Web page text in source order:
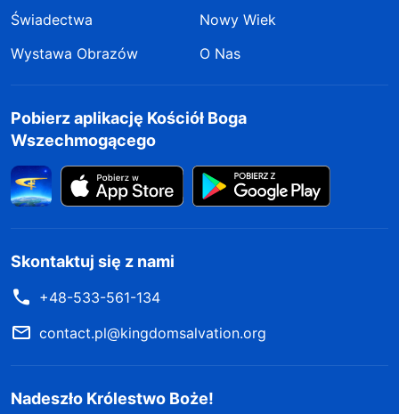
Świadectwa
Nowy Wiek
Wystawa Obrazów
O Nas
Pobierz aplikację Kościół Boga
Wszechmogącego
Skontaktuj się z nami
+48-533-561-134
contact.pl@kingdomsalvation.org
Nadeszło Królestwo Boże!